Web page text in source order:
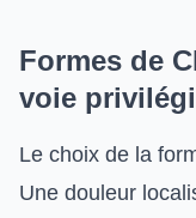
Formes de
voie
Le choix de la
Une douleur